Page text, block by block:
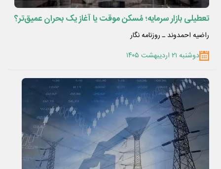
تعطیلی بازار سرمایه؛ مُسکن موقت یا آغاز یک بحران عمیق‌تر؟
راضیه احمدوند ـ روزنامه نگار
دوشنبه ۲۱ اردیبهشت ۱۴۰۵